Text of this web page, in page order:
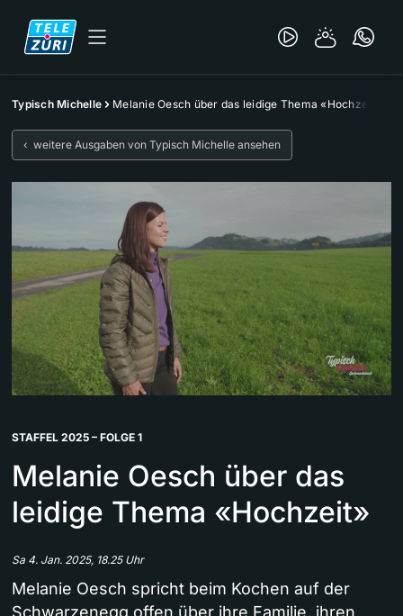
Typisch Michelle Melanie Oesch über das leidige Thema «Hochzeit»
‹ weitere Ausgaben von Typisch Michelle ansehen
STAFFEL 2025 – FOLGE 1
Melanie Oesch über das
leidige Thema «Hochzeit»
Sa 4. Jan. 2025, 18.25 Uhr
Melanie Oesch spricht beim Kochen auf der